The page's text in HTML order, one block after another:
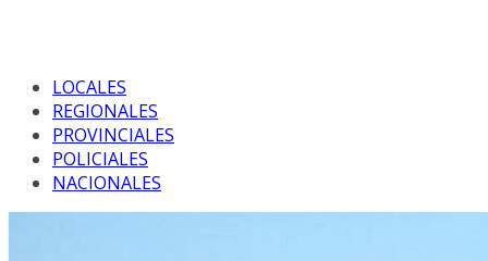
LOCALES
REGIONALES
PROVINCIALES
POLICIALES
NACIONALES